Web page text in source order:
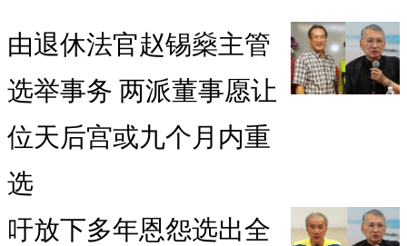
由退休法官赵锡燊主管
选举事务 两派董事愿让
位天后宫或九个月内重
选
吁放下多年恩怨选出全